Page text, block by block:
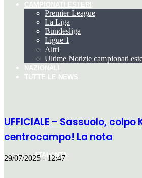
CAMPIONATI ESTERI
Premier League
La Liga
Bundesliga
Ligue 1
Altri
Ultime Notizie campionati
NAZIONALI
TUTTE LE NEWS
ATALANTA
UFFICIALE – Sassuolo, colpo
centrocampo! La nota
29/07/2025 - 12:47